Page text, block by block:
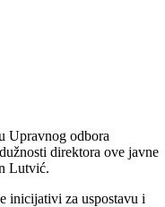
direktora ove javne